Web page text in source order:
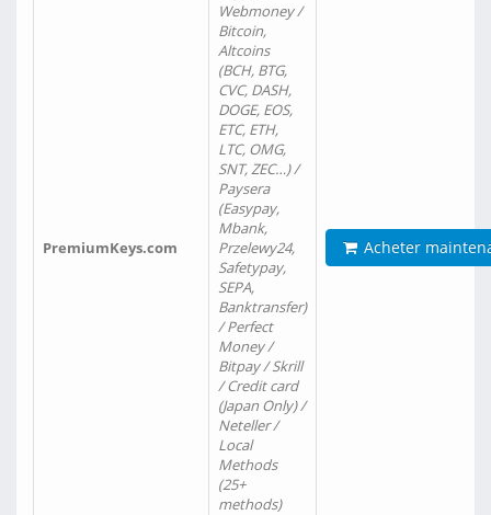
PremiumKeys.com
Webmoney /
Bitcoin,
Altcoins
(BCH, BTG,
CVC, DASH,
DOGE, EOS,
ETC, ETH,
LTC, OMG,
SNT, ZEC…) /
Paysera
(Easypay,
Mbank,
Przelewy24,
Safetypay,
SEPA,
Banktransfer)
/ Perfect
Money /
Bitpay / Skrill
/ Credit card
(Japan Only) /
Neteller /
Local
Methods
(25+
methods)
Acheter